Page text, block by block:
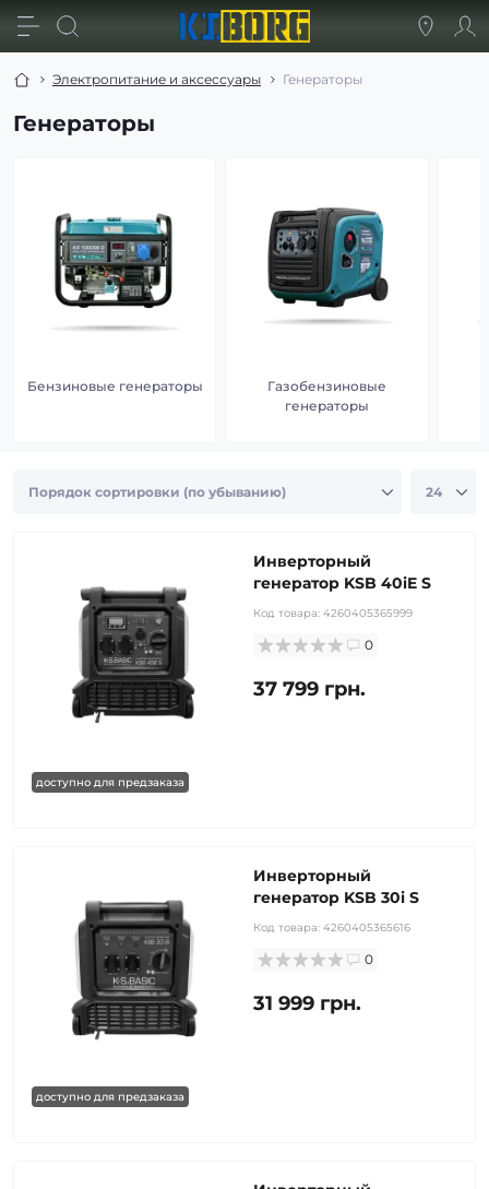
Электропитание и аксессуары Генераторы
Генераторы
Бензиновые генераторы
Газобензиновые
генераторы
доступно для предзаказа
Инверторный
генератор KSB 40iE S
Код товара: 4260405365999
0
37 799 грн.
доступно для предзаказа
Инверторный
генератор KSB 30i S
Код товара: 4260405365616
0
31 999 грн.